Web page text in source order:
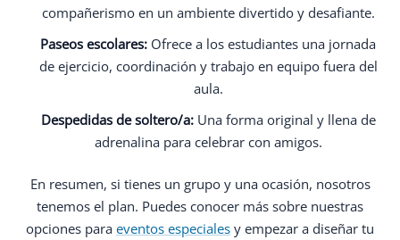
compañerismo en un ambiente divertido y desafiante.
Paseos escolares: Ofrece a los estudiantes una jornada
de ejercicio, coordinación y trabajo en equipo fuera del
aula.
Despedidas de soltero/a:Una forma original y llena de
adrenalina para celebrar con amigos.
En resumen, si tienes un grupo y una ocasión, nosotros
tenemos el plan. Puedes conocer más sobre nuestras
opciones para eventos especiales y empezar a diseñar tu